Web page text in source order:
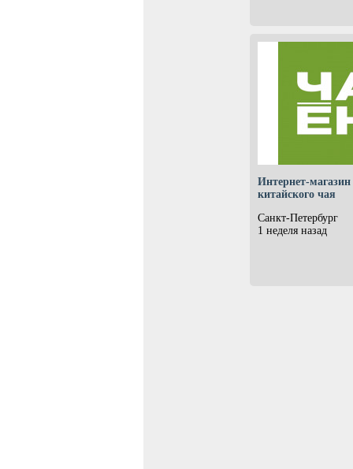
Интернет-
китайского чая
Санкт-Петербург
1 неделя назад